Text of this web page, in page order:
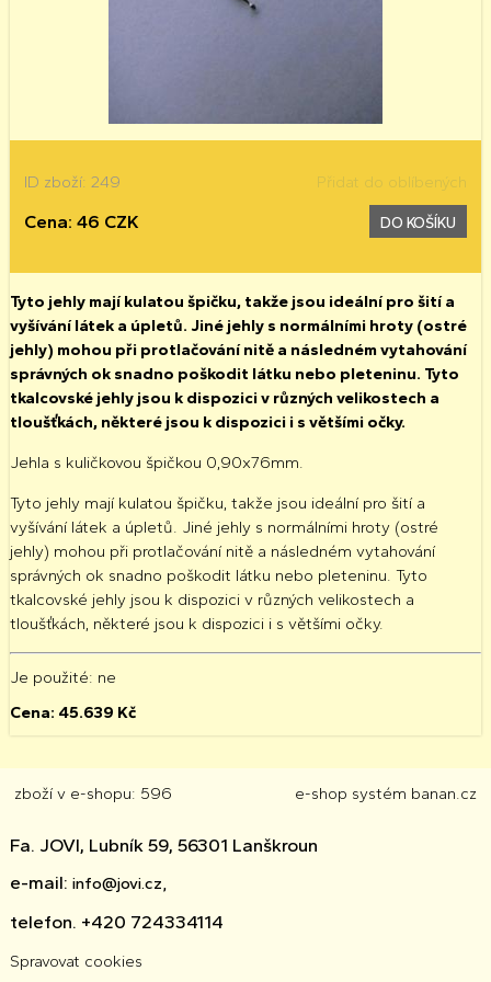
ID zboží: 249 Přidat do oblíbených
Cena: 46 CZK DO KOŠÍKU
Tyto jehly mají kulatou špičku, takže jsou ideální pro šití a
vyšívání látek a úpletů. Jiné jehly s normálními hroty (ostré
jehly) mohou při protlačování nitě a následném vytahování
správných ok snadno poškodit látku nebo pleteninu. Tyto
tkalcovské jehly jsou k dispozici v různých velikostech a
tloušťkách, některé jsou k dispozici i s většími očky.
Jehla s kuličkovou špičkou 0,90x76mm.
Tyto jehly mají kulatou špičku, takže jsou ideální pro šití a
vyšívání látek a úpletů. Jiné jehly s normálními hroty (ostré
jehly) mohou při protlačování nitě a následném vytahování
správných ok snadno poškodit látku nebo pleteninu. Tyto
tkalcovské jehly jsou k dispozici v různých velikostech a
tloušťkách, některé jsou k dispozici i s většími očky.
Je použité: ne
Cena: 45.639 Kč
zboží v e-shopu: 596 e-shop systém banan.cz
Fa. JOVI, Lubník 59, 56301 Lanškroun
e-mail: info@jovi.cz,
telefon. +420 724334114
Spravovat cookies